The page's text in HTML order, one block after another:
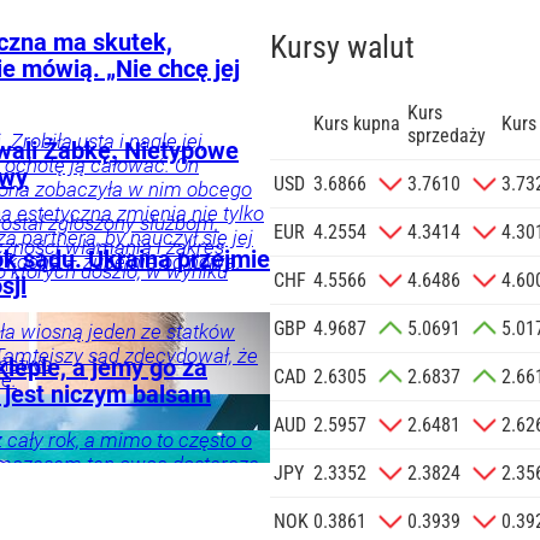
na
na podany
w imieniu
zlecenie jej
SIĘ
ma skutek,
mówią. „Nie chcę jej
Zrobiła usta i nagle jej
ją całować. On
zobaczyła w nim obcego
estetyczna zmienia nie tylko
partnera, by nauczył się jej
– zupełnie od nowa.
Życie Tylko
Żabkę. Nietypowe
zgłoszony służbom.
włamania i zakres
doszło, w wyniku
sądu. Ukraina przejmie
wiosną jeden ze statków
sąd zdecydował, że
a jemy go za
niczym balsam
rok, a mimo to często o
ten owoc dostarcza
Kursy walut
Kurs kupna Kurs
sprzedaży
USD 3.6866 3.7610
EUR 4.2554 4.3414
CHF 4.5566 4.6486
GBP 4.9687 5.0691
CAD 2.6305 2.6837
AUD 2.5957 2.6481
JPY 2.3352 2.3824
NOK 0.3861 0.3939